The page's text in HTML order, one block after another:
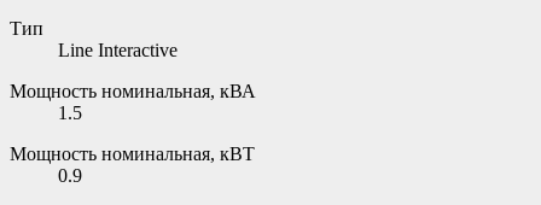
Тип
Line Interactive
Мощность номинальная, кВА
1.5
Мощность номинальная, кВТ
0.9